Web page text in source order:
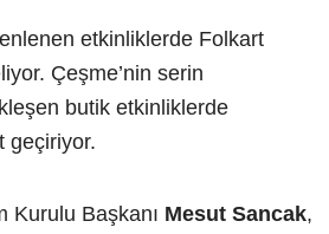
etkinliklerde Folkart
Çeşme’nin serin
butik etkinliklerde
geçiriyor.
Kurulu Başkanı Mesut Sancak,